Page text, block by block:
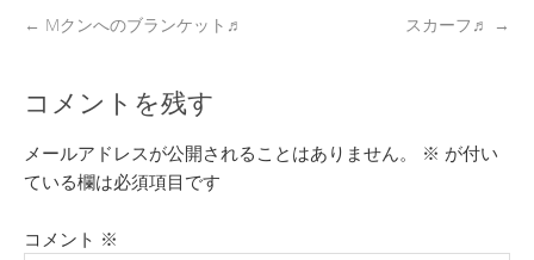
← Mクンへのブランケット♬ スカーフ♬ →
コメントを残す
メールアドレスが公開されることはありません。 ※ が付い
ている欄は必須項目です
コメント ※